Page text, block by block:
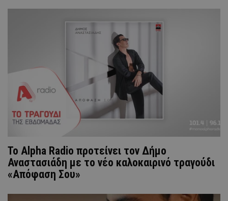
Το Alpha Radio προτείνει τον Δήμο
Αναστασιάδη με το νέο καλοκαιρινό τραγούδι
«Απόφαση Σου»